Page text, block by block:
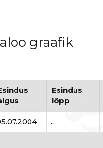
graafik
Esindus
lõpp
..